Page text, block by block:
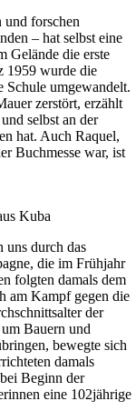
und forschen
– hat selbst eine
Gelände die erste
1959 wurde die
Schule umgewandelt.
zerstört, erzählt
selbst an der
hat. Auch Raquel,
Buchmesse war, ist
Kuba
uns durch das
die im Frühjahr
folgten damals dem
am Kampf gegen die
der
Bauern und
bewegte sich
damals
Beginn der
eine 102jährige